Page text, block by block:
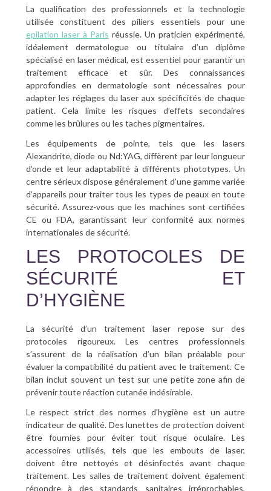
La qualification des professionnels et la technologie
utilisée constituent des piliers essentiels pour une
epilation laser à Paris réussie. Un praticien expérimenté,
idéalement dermatologue ou titulaire d’un diplôme
spécialisé en laser médical, est essentiel pour garantir un
traitement efficace et sûr. Des connaissances
approfondies en dermatologie sont nécessaires pour
adapter les réglages du laser aux spécificités de chaque
patient. Cela limite les risques d’effets secondaires
comme les brûlures ou les taches pigmentaires.
Les équipements de pointe, tels que les lasers
Alexandrite, diode ou Nd:YAG, diffèrent par leur longueur
d’onde et leur adaptabilité à différents phototypes. Un
centre sérieux dispose généralement d’une gamme variée
d’appareils pour traiter tous les types de peaux en toute
sécurité. Assurez-vous que les machines sont certifiées
CE ou FDA, garantissant leur conformité aux normes
internationales de sécurité.
LES PROTOCOLES DE
SÉCURITÉ ET
D’HYGIÈNE
La sécurité d’un traitement laser repose sur des
protocoles rigoureux. Les centres professionnels
s’assurent de la réalisation d’un bilan préalable pour
évaluer la compatibilité du patient avec le traitement. Ce
bilan inclut souvent un test sur une petite zone afin de
prévenir toute réaction cutanée indésirable.
Le respect strict des normes d’hygiène est un autre
indicateur de qualité. Des lunettes de protection doivent
être fournies pour éviter tout risque oculaire. Les
accessoires utilisés, tels que les embouts de laser,
doivent être nettoyés et désinfectés avant chaque
traitement. Les salles de traitement doivent également
répondre à des standards sanitaires irréprochables,